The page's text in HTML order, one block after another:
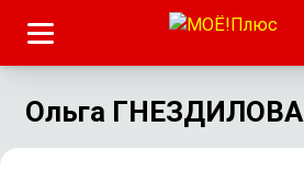
Ольга ГНЕЗДИЛОВА